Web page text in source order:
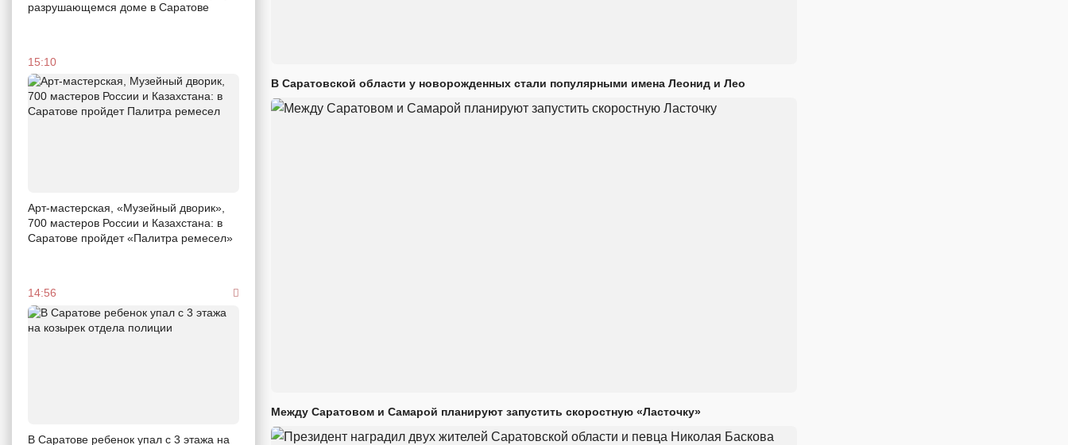
разрушающемся доме в Саратове
15:10
Арт-мастерская, «Музейный дворик»,
700 мастеров России и Казахстана: в
Саратове пройдет «Палитра ремесел»
14:56
В Саратове ребенок упал с 3 этажа на
В Саратовской области у новорожденных стали популярными имена Леонид и Лео
Между Саратовом и Самарой планируют запустить скоростную «Ласточку»